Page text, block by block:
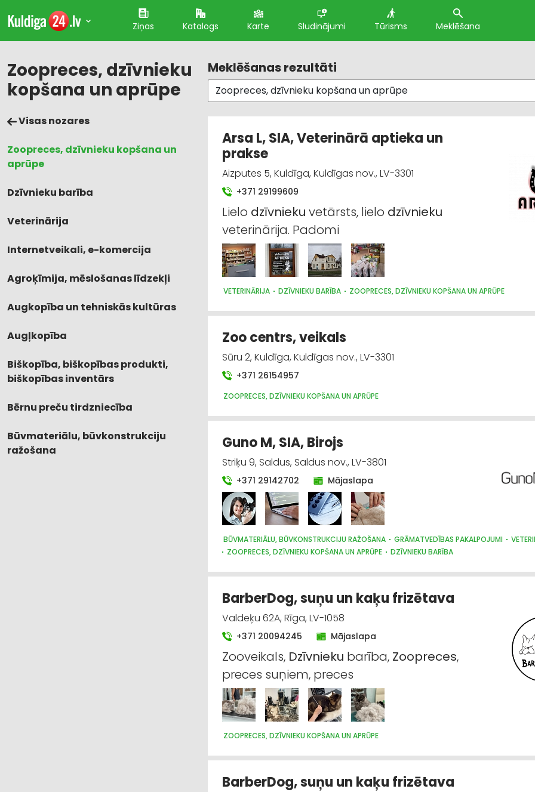
Ziņas Katalogs Karte Sludinājumi Tūrisms Meklēšana
Zoopreces, dzīvnieku
kopšana un aprūpe
Visas nozares
Zoopreces, dzīvnieku kopšana un
aprūpe
Dzīvnieku barība
Veterinārija
Internetveikali, e-komercija
Agroķīmija, mēslošanas līdzekļi
Augkopība un tehniskās kultūras
Augļkopība
Biškopība, biškopības produkti,
biškopības inventārs
Bērnu preču tirdzniecība
Būvmateriālu, būvkonstrukciju
ražošana
Meklēšanas rezultāti
Arsa L, SIA, Veterinārā aptieka un
prakse
Aizputes 5, Kuldīga, Kuldīgas nov., LV-3301
+371 29199609
Lielo dzīvnieku vetārsts, lielo dzīvnieku
veterinārija. Padomi
VETERINĀRIJA DZĪVNIEKU BARĪBA ZOOPRECES, DZĪVNIEKU KOPŠANA UN APRŪPE
Zoo centrs, veikals
Sūru 2, Kuldīga, Kuldīgas nov., LV-3301
+371 26154957
ZOOPRECES, DZĪVNIEKU KOPŠANA UN APRŪPE
Guno M, SIA, Birojs
Striķu 9, Saldus, Saldus nov., LV-3801
+371 29142702 Mājaslapa
BŪVMATERIĀLU, BŪVKONSTRUKCIJU RAŽOŠANA GRĀMATVEDĪBAS PAKALPOJUMI
ZOOPRECES, DZĪVNIEKU KOPŠANA UN APRŪPE
DZĪVNIEKU BARĪBA
BarberDog, suņu un kaķu frizētava
Valdeķu 62A, Rīga, LV-1058
+371 20094245 Mājaslapa
Zooveikals, Dzīvnieku barība, Zoopreces,
preces suņiem, preces
ZOOPRECES, DZĪVNIEKU KOPŠANA UN APRŪPE
BarberDog, suņu un kaķu frizētava